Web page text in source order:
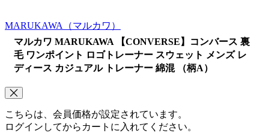
MARUKAWA （マルカワ）
マルカワ MARUKAWA 【CONVERSE】コンバース 裏
毛 ワンポイント ロゴトレーナー スウェット メンズ レ
ディース カジュアル トレーナー 綿混 （柄A）
こちらは、会員価格が設定されています。
ログインしてからカートに入れてください。